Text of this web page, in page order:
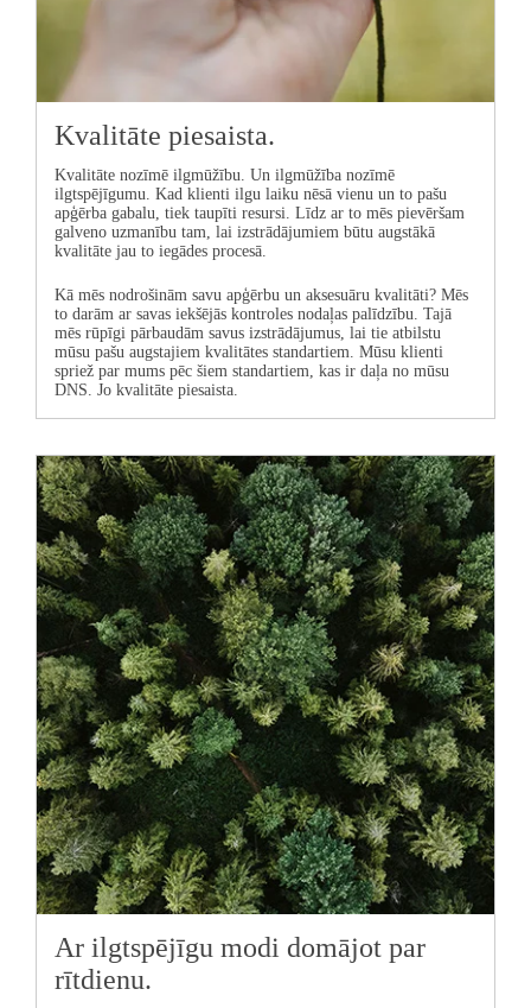
Kvalitāte piesaista.
Kvalitāte nozīmē ilgmūžību. Un ilgmūžība nozīmē
ilgtspējīgumu. Kad klienti ilgu laiku nēsā vienu un to pašu
apģērba gabalu, tiek taupīti resursi. Līdz ar to mēs pievēršam
galveno uzmanību tam, lai izstrādājumiem būtu augstākā
kvalitāte jau to iegādes procesā.
Kā mēs nodrošinām savu apģērbu un aksesuāru kvalitāti? Mēs
to darām ar savas iekšējās kontroles nodaļas palīdzību. Tajā
mēs rūpīgi pārbaudām savus izstrādājumus, lai tie atbilstu
mūsu pašu augstajiem kvalitātes standartiem. Mūsu klienti
spriež par mums pēc šiem standartiem, kas ir daļa no mūsu
DNS. Jo kvalitāte piesaista.
Ar ilgtspējīgu modi domājot par
rītdienu.